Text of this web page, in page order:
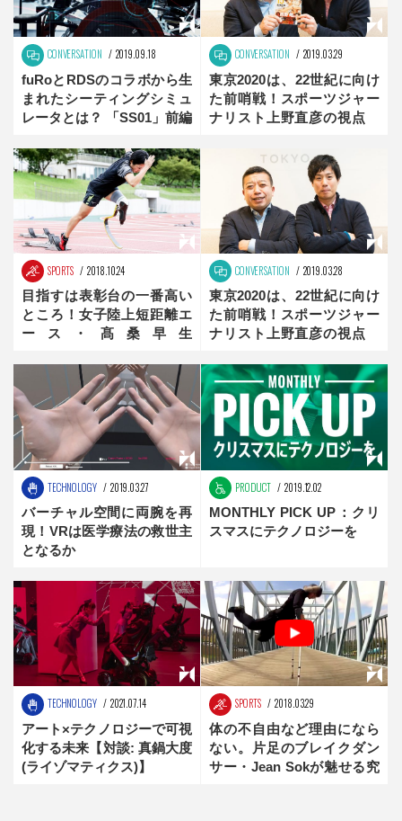
CONVERSATION 2019.09.18
fuRoとRDSのコラボから生
まれたシーティングシミュ
レータとは？ 「SS01」前編
CONVERSATION 2019.03.29
東京2020は、22世紀に向け
た前哨戦！スポーツジャー
ナリスト上野直彦の視点
SPORTS 2018.10.24
目指すは表彰台の一番高い
ところ！女子陸上短距離エ
ース・髙桑早生
CONVERSATION 2019.03.28
東京2020は、22世紀に向け
た前哨戦！スポーツジャー
ナリスト上野直彦の視点
TECHNOLOGY 2019.03.27
バーチャル空間に両腕を再
現！VRは医学療法の救世主
となるか
PRODUCT 2019.12.02
MONTHLY PICK UP：クリ
スマスにテクノロジーを
TECHNOLOGY 2021.07.14
アート×テクノロジーで可視
化する未来【対談: 真鍋大度
(ライゾマティクス)】
SPORTS 2018.03.29
体の不自由など理由になら
ない。片足のブレイクダン
サー・Jean Sokが魅せる究